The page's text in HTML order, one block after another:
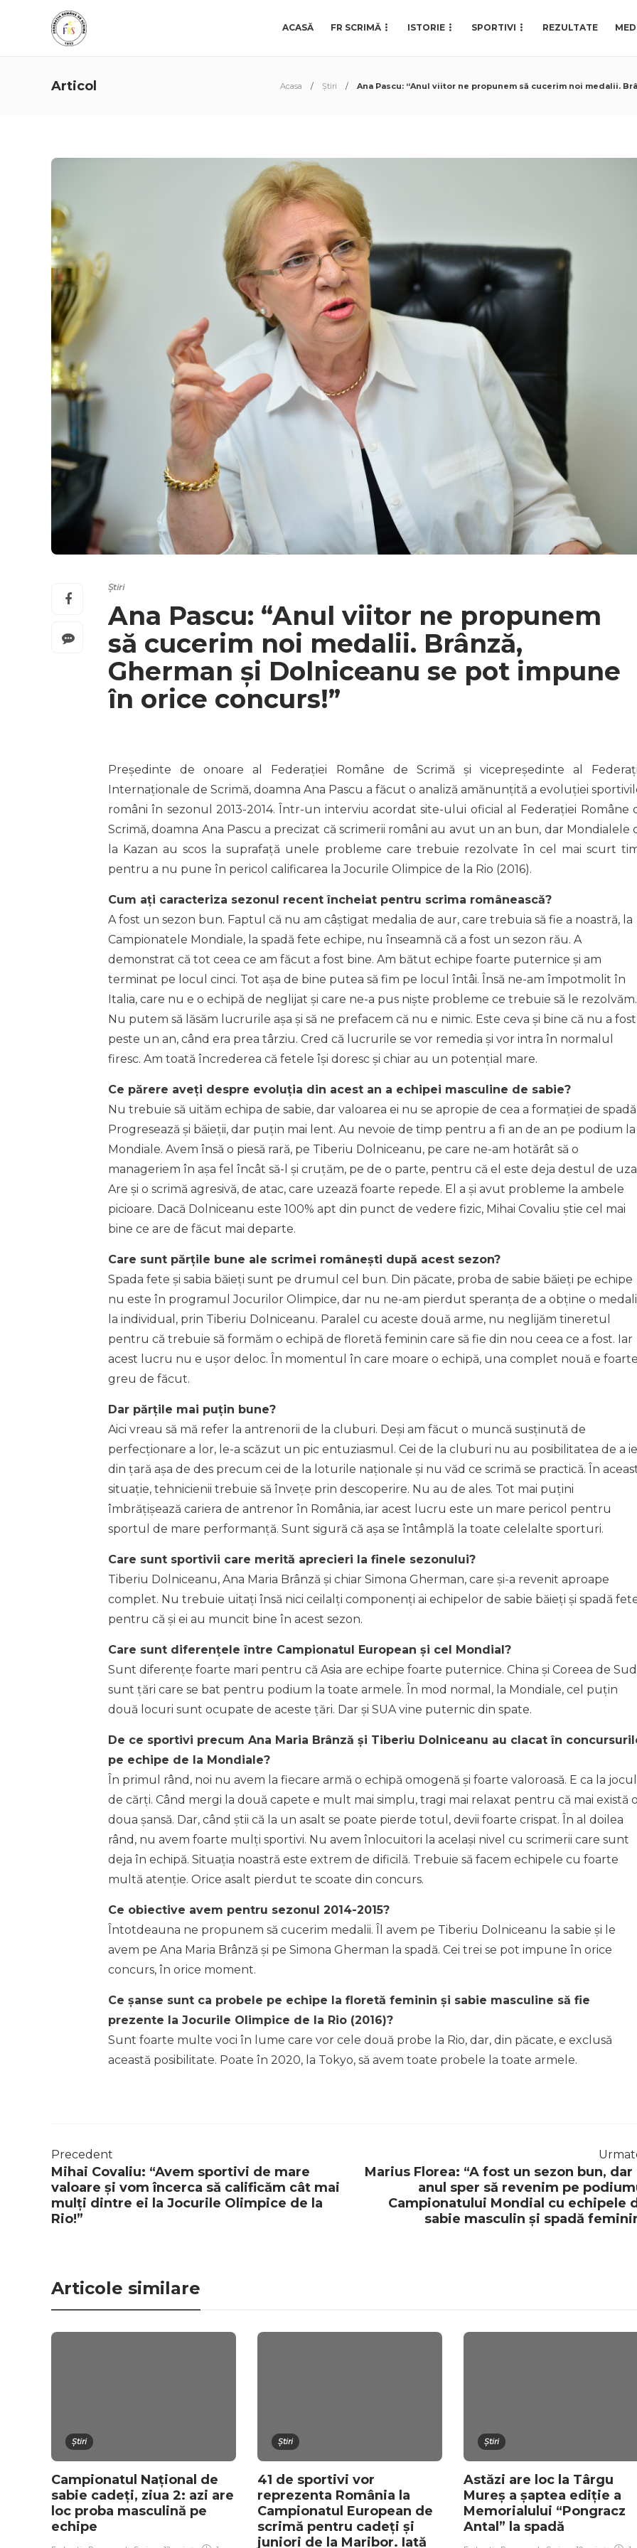
ACASĂ FR SCRIMĂ ISTORIE SPORTIVI REZULTATE
Articol Acasa Știri Ana Pascu: “Anul viitor ne propunem să cucerim noi medalii.
Știri
Ana Pascu: “Anul viitor ne propunem
să cucerim noi medalii. Brânză,
Gherman și Dolniceanu se pot impune
în orice concurs!”
Președinte de onoare al Federației Române de Scrimă și vicepreședinte al
Internaționale de Scrimă, doamna Ana Pascu a făcut o analiză amănunțită a evoluției
români în sezonul 2013-2014. Într-un interviu acordat site-ului oficial al Federației Române
Scrimă, doamna Ana Pascu a precizat că scrimerii români au avut un an bun, dar Mondialele
la Kazan au scos la suprafață unele probleme care trebuie rezolvate în cel mai scurt
pentru a nu pune în pericol calificarea la Jocurile Olimpice de la Rio (2016).
Cum ați caracteriza sezonul recent încheiat pentru scrima românească?
A fost un sezon bun. Faptul că nu am câștigat medalia de aur, care trebuia să fie a noastră, la
Campionatele Mondiale, la spadă fete echipe, nu înseamnă că a fost un sezon rău. A
demonstrat că tot ceea ce am făcut a fost bine. Am bătut echipe foarte puternice și am
terminat pe locul cinci. Tot așa de bine putea să fim pe locul întâi. Însă ne-am împotmolit în
Italia, care nu e o echipă de neglijat și care ne-a pus niște probleme ce trebuie să le rezolvăm.
Nu putem să lăsăm lucrurile așa și să ne prefacem că nu e nimic. Este ceva și bine că nu a fost
peste un an, când era prea târziu. Cred că lucrurile se vor remedia și vor intra în normalul
firesc. Am toată încrederea că fetele își doresc și chiar au un potențial mare.
Ce părere aveți despre evoluția din acest an a echipei masculine de sabie?
Nu trebuie să uităm echipa de sabie, dar valoarea ei nu se apropie de cea a formației de
Progresează și băieții, dar puțin mai lent. Au nevoie de timp pentru a fi an de an pe podium la
Mondiale. Avem însă o piesă rară, pe Tiberiu Dolniceanu, pe care ne-am hotărât să o
manageriem în așa fel încât să-l și cruțăm, pe de o parte, pentru că el este deja destul de
Are și o scrimă agresivă, de atac, care uzează foarte repede. El a și avut probleme la ambele
picioare. Dacă Dolniceanu este 100% apt din punct de vedere fizic, Mihai Covaliu știe cel mai
bine ce are de făcut mai departe.
Care sunt părțile bune ale scrimei românești după acest sezon?
Spada fete și sabia băieți sunt pe drumul cel bun. Din păcate, proba de sabie băieți pe echipe
nu este în programul Jocurilor Olimpice, dar nu ne-am pierdut speranța de a obține o
la individual, prin Tiberiu Dolniceanu. Paralel cu aceste două arme, nu neglijăm tineretul
pentru că trebuie să formăm o echipă de floretă feminin care să fie din nou ceea ce a fost. Iar
acest lucru nu e ușor deloc. În momentul în care moare o echipă, una complet nouă e
greu de făcut.
Dar părțile mai puțin bune?
Aici vreau să mă refer la antrenorii de la cluburi. Deși am făcut o muncă susținută de
perfecționare a lor, le-a scăzut un pic entuziasmul. Cei de la cluburi nu au posibilitatea de a
din țară așa de des precum cei de la loturile naționale și nu văd ce scrimă se practică. În
situație, tehnicienii trebuie să învețe prin descoperire. Nu au de ales. Tot mai puțini
îmbrățișează cariera de antrenor în România, iar acest lucru este un mare pericol pentru
sportul de mare performanță. Sunt sigură că așa se întâmplă la toate celelalte sporturi.
Care sunt sportivii care merită aprecieri la finele sezonului?
Tiberiu Dolniceanu, Ana Maria Brânză și chiar Simona Gherman, care și-a revenit aproape
complet. Nu trebuie uitați însă nici ceilalți componenți ai echipelor de sabie băieți și spadă
pentru că și ei au muncit bine în acest sezon.
Care sunt diferențele între Campionatul European și cel Mondial?
Sunt diferențe foarte mari pentru că Asia are echipe foarte puternice. China și Coreea de Sud
sunt țări care se bat pentru podium la toate armele. În mod normal, la Mondiale, cel puțin
două locuri sunt ocupate de aceste țări. Dar și SUA vine puternic din spate.
De ce sportivi precum Ana Maria Brânză și Tiberiu Dolniceanu au clacat în
pe echipe de la Mondiale?
În primul rând, noi nu avem la fiecare armă o echipă omogenă și foarte valoroasă. E ca la jocul
de cărți. Când mergi la două capete e mult mai simplu, tragi mai relaxat pentru că mai există
doua șansă. Dar, când știi că la un asalt se poate pierde totul, devii foarte crispat. În al doilea
rând, nu avem foarte mulți sportivi. Nu avem înlocuitori la același nivel cu scrimerii care sunt
deja în echipă. Situația noastră este extrem de dificilă. Trebuie să facem echipele cu foarte
multă atenție. Orice asalt pierdut te scoate din concurs.
Ce obiective avem pentru sezonul 2014-2015?
Întotdeauna ne propunem să cucerim medalii. Îl avem pe Tiberiu Dolniceanu la sabie și le
avem pe Ana Maria Brânză și pe Simona Gherman la spadă. Cei trei se pot impune în orice
concurs, în orice moment.
Ce șanse sunt ca probele pe echipe la floretă feminin și sabie masculine să fie
prezente la Jocurile Olimpice de la Rio (2016)?
Sunt foarte multe voci în lume care vor cele două probe la Rio, dar, din păcate, e exclusă
această posibilitate. Poate în 2020, la Tokyo, să avem toate probele la toate armele.
Precedent
Mihai Covaliu: “Avem sportivi de mare
valoare și vom încerca să calificăm cât mai
mulți dintre ei la Jocurile Olimpice de la
Rio!”
Marius Florea: “A fost un sezon bun, dar
anul sper să revenim pe
Campionatului Mondial cu echipele
sabie masculin și spadă
Articole similare
Știri
Campionatul Național de
sabie cadeți, ziua 2: azi are
loc proba masculină pe
echipe
Știri
41 de sportivi vor
reprezenta România la
Campionatul European de
scrimă pentru cadeți și
juniori de la Maribor. Iată
Știri
Astăzi are loc la Târgu
Mureș a șaptea ediție a
Memorialului “Pongracz
Antal” la spadă